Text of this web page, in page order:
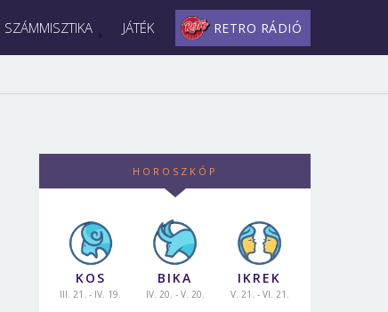
SZÁMMISZTIKA JÁTÉK RETRO RÁDIÓ
HOROSZKÓP
KOS
III. 21. - IV. 19.
BIKA
IV. 20. - V. 20.
IKREK
V. 21. - VI. 21.